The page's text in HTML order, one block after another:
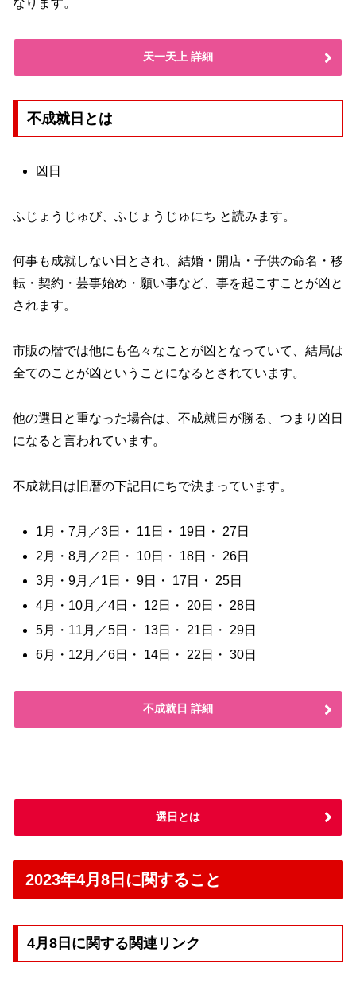
なります。
天一天上 詳細
不成就日とは
凶日
ふじょうじゅび、ふじょうじゅにち と読みます。
何事も成就しない日とされ、結婚・開店・子供の命名・移
転・契約・芸事始め・願い事など、事を起こすことが凶と
されます。
市販の暦では他にも色々なことが凶となっていて、結局は
全てのことが凶ということになるとされています。
他の選日と重なった場合は、不成就日が勝る、つまり凶日
になると言われています。
不成就日は旧暦の下記日にちで決まっています。
1月・7月／3日・ 11日・ 19日・ 27日
2月・8月／2日・ 10日・ 18日・ 26日
3月・9月／1日・ 9日・ 17日・ 25日
4月・10月／4日・ 12日・ 20日・ 28日
5月・11月／5日・ 13日・ 21日・ 29日
6月・12月／6日・ 14日・ 22日・ 30日
不成就日 詳細
選日とは
2023年4月8日に関すること
4月8日に関する関連リンク